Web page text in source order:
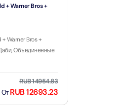
+ Warner Bros +
Warner Bros +
Объединенные
RUB 14954.83
ОтRUB 12693.23